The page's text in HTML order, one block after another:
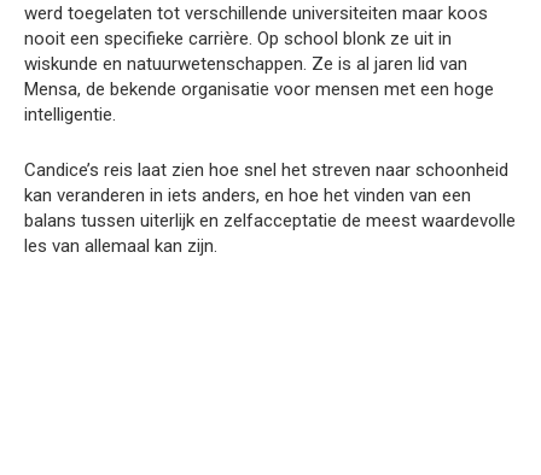
werd toegelaten tot verschillende universiteiten maar koos
nooit een specifieke carrière. Op school blonk ze uit in
wiskunde en natuurwetenschappen. Ze is al jaren lid van
Mensa, de bekende organisatie voor mensen met een hoge
intelligentie.
Candice’s reis laat zien hoe snel het streven naar schoonheid
kan veranderen in iets anders, en hoe het vinden van een
balans tussen uiterlijk en zelfacceptatie de meest waardevolle
les van allemaal kan zijn.